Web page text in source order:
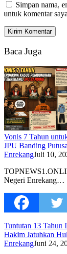
Simpan nama,
untuk komentar
Baca Juga
Vonis 7 Tahun
JPU Banding
EnrekangJuli 10,
Negeri Enrekang…
Tuntutan 13 Tahun
Hakim Jatuhkan
EnrekangJuni 24,